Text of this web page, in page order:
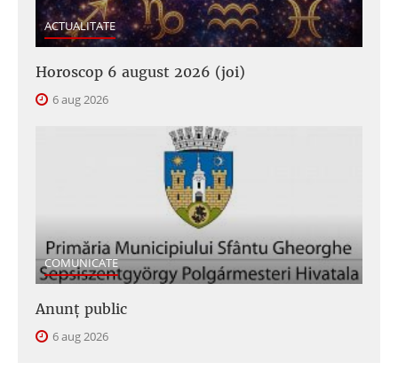
ACTUALITATE
Horoscop 6 august 2026 (joi)
6 aug 2026
COMUNICATE
Anunţ public
6 aug 2026